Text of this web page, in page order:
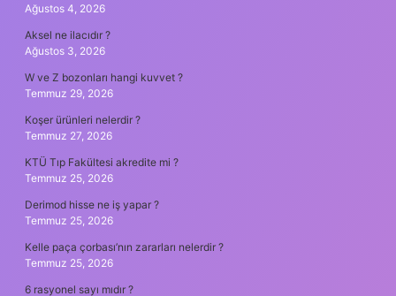
Ağustos 4, 2026
Aksel ne ilacıdır ?
Ağustos 3, 2026
W ve Z bozonları hangi kuvvet ?
Temmuz 29, 2026
Koşer ürünleri nelerdir ?
Temmuz 27, 2026
KTÜ Tıp Fakültesi akredite mi ?
Temmuz 25, 2026
Derimod hisse ne iş yapar ?
Temmuz 25, 2026
Kelle paça çorbası’nın zararları nelerdir ?
Temmuz 25, 2026
6 rasyonel sayı mıdır ?